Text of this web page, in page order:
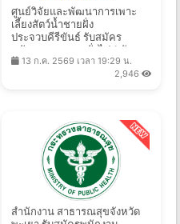
ศูนย์วิจัยและพัฒนาการเพาะ
เลี้ยงสัตว์น้ำชายฝั่ง
ประจวบคีรีขันธ์ รับสมัคร
พนักงานราชการทั่วไป 1 อัตรา
เงินเดือน 16,700 บาท ตั้งแต่วัน
13 ก.ค. 2569 เวลา 19:29 น.
2,946
สำนักงาน สาธารณสุขจังหวัด